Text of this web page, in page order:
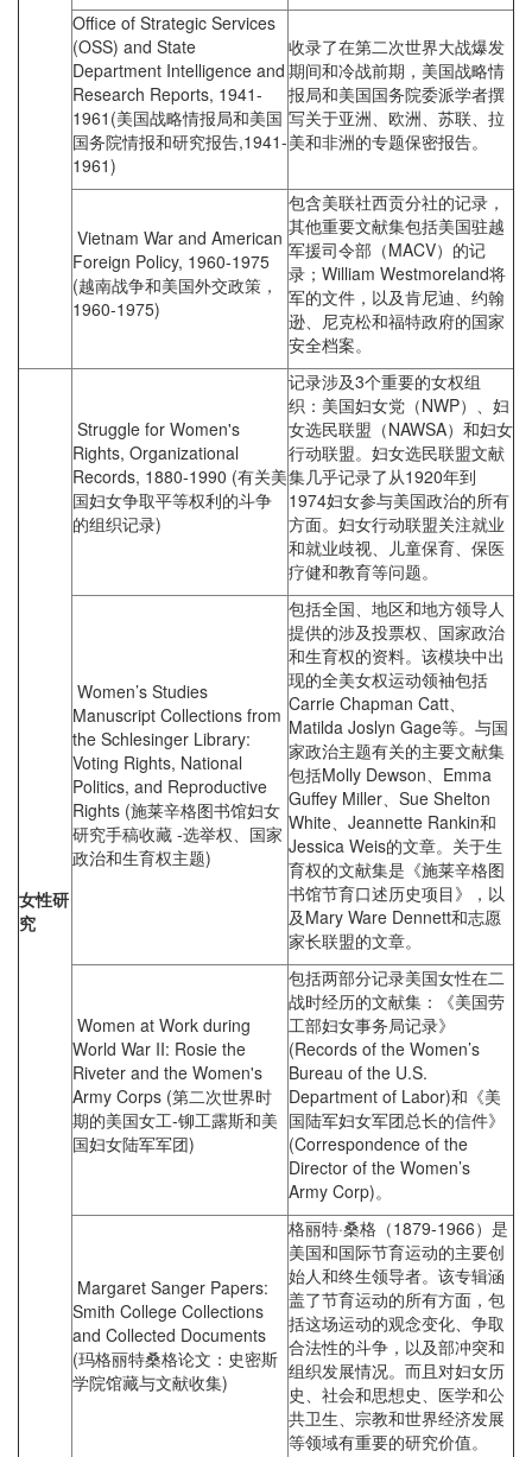
Office of Strategic Services
(OSS) and State
Department Intelligence and
Research Reports, 1941-
1961(美国战略情报局和美国
国务院情报和研究报告,1941-
1961)
收录了在第二次世界大战爆发
期间和冷战前期，美国战略情
报局和美国国务院委派学者撰
写关于亚洲、欧洲、苏联、拉
美和非洲的专题保密报告。
Vietnam War and American
Foreign Policy, 1960-1975
(越南战争和美国外交政策，
1960-1975)
包含美联社西贡分社的记录，
其他重要文献集包括美国驻越
军援司令部（MACV）的记
录；William Westmoreland将
军的文件，以及肯尼迪、约翰
逊、尼克松和福特政府的国家
安全档案。
女性研
究
Struggle for Women's
Rights, Organizational
Records, 1880-1990 (有关美
国妇女争取平等权利的斗争
的组织记录)
记录涉及3个重要的女权组
织：美国妇女党（NWP）、妇
女选民联盟（NAWSA）和妇女
行动联盟。妇女选民联盟文献
集几乎记录了从1920年到
1974妇女参与美国政治的所有
方面。妇女行动联盟关注就业
和就业歧视、儿童保育、保医
疗健和教育等问题。
Women’s Studies
Manuscript Collections from
the Schlesinger Library:
Voting Rights, National
Politics, and Reproductive
Rights (施莱辛格图书馆妇女
研究手稿收藏 ‐选举权、国家
政治和生育权主题)
包括全国、地区和地方领导人
提供的涉及投票权、国家政治
和生育权的资料。该模块中出
现的全美女权运动领袖包括
Carrie Chapman Catt、
Matilda Joslyn Gage等。与国
家政治主题有关的主要文献集
包括Molly Dewson、Emma
Guffey Miller、Sue Shelton
White、Jeannette Rankin和
Jessica Weis的文章。关于生
育权的文献集是《施莱辛格图
书馆节育口述历史项目》，以
及Mary Ware Dennett和志愿
家长联盟的文章。
Women at Work during
World War II: Rosie the
Riveter and the Women's
Army Corps (第二次世界时
期的美国女工‐铆工露斯和美
国妇女陆军军团)
包括两部分记录美国女性在二
战时经历的文献集：《美国劳
工部妇女事务局记录》
(Records of the Women’s
Bureau of the U.S.
Department of Labor)和《美
国陆军妇女军团总长的信件》
(Correspondence of the
Director of the Women’s
Army Corp)。
Margaret Sanger Papers:
Smith College Collections
and Collected Documents
(玛格丽特桑格论文：史密斯
学院馆藏与文献收集)
格丽特·桑格（1879-1966）是
美国和国际节育运动的主要创
始人和终生领导者。该专辑涵
盖了节育运动的所有方面，包
括这场运动的观念变化、争取
合法性的斗争，以及部冲突和
组织发展情况。而且对妇女历
史、社会和思想史、医学和公
共卫生、宗教和世界经济发展
等领域有重要的研究价值。